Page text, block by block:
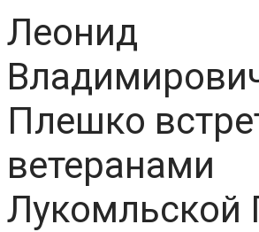
Леонид
Плешко
ветеранами
Лукомльской